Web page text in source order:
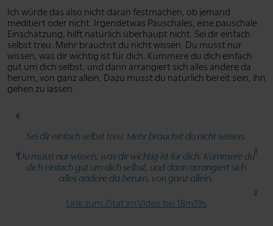
Ich würde das also nicht daran festmachen, ob jemand
meditiert oder nicht. Irgendetwas Pauschales, eine pauschale
Einschätzung, hilft natürlich überhaupt nicht. Sei dir einfach
selbst treu. Mehr brauchst du nicht wissen. Du musst nur
wissen, was dir wichtig ist für dich. Kümmere du dich einfach
gut um dich selbst, und dann arrangiert sich alles andere da
herum, von ganz allein. Dazu musst du natürlich bereit sein, ihn
gehen zu lassen.
Sei dir einfach selbst treu. Mehr brauchst du nicht wissen.
Du musst nur wissen, was dir wichtig ist für dich. Kümmere du
dich einfach gut um dich selbst, und dann arrangiert sich
alles andere da herum, von ganz allein.
Link zum Zitat im Video bei 18m19s